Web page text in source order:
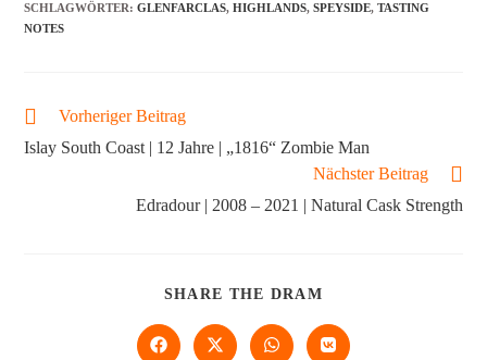
SCHLAGWÖRTER:GLENFARCLAS, HIGHLANDS, SPEYSIDE, TASTING
NOTES
Vorheriger Beitrag
Islay South Coast | 12 Jahre | „1816“ Zombie Man
Nächster Beitrag
Edradour | 2008 – 2021 | Natural Cask Strength
SHARE THE DRAM